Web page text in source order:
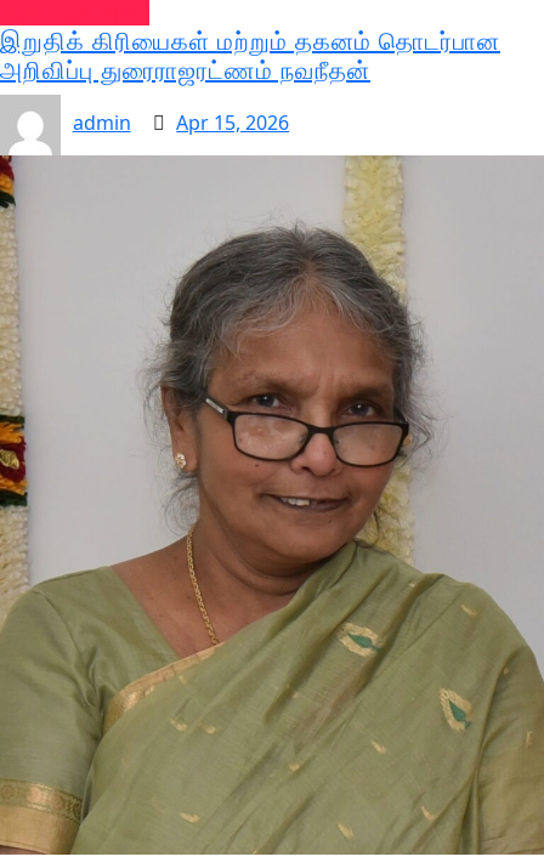
இறுதிக் கிரியைகள் மற்றும் தகனம் தொடர்பான
அறிவிப்பு துரைராஜரட்ணம் நவநீதன்
admin
Apr 15, 2026